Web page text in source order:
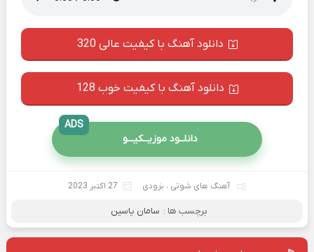
دانلود آهنگ با کیفیت عالی 320
دانلود آهنگ با کیفیت خوب 128
دانلــود موزیــکیـــو
ADS
آهنگ های شوتی ، بزودی 27 اکتبر 2023
برچسب ها : سامان یاسین